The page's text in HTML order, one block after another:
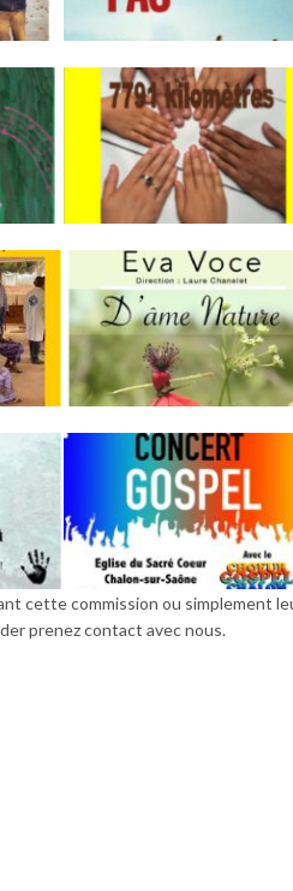
cette commission ou simplement
prenez contact avec nous.